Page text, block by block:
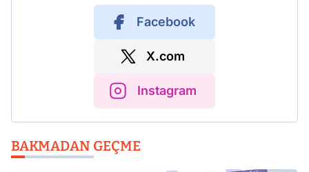
Facebook
X.com
Instagram
BAKMADAN GEÇME